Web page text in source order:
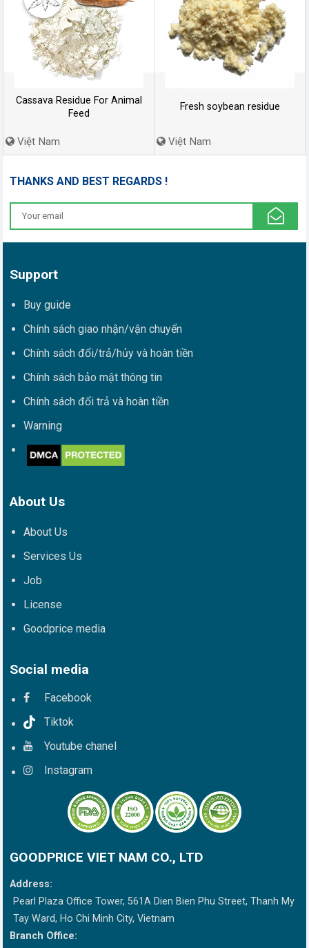
Cassava Residue For Animal
Feed
Việt Nam
Fresh soybean residue
Việt Nam
THANKS AND BEST REGARDS !
Support
Buy guide
Chính sách giao nhận/vận chuyển
Chính sách đổi/trả/hủy và hoàn tiền
Chính sách bảo mật thông tin
Chính sách đổi trả và hoàn tiền
Warning
About Us
About Us
Services Us
Job
License
Goodprice media
Social media
Facebook
Tiktok
Youtube chanel
Instagram
GOODPRICE VIET NAM CO., LTD
Address:
Pearl Plaza Office Tower, 561A Dien Bien Phu Street, Thanh My
Tay Ward, Ho Chi Minh City, Vietnam
Branch Office: